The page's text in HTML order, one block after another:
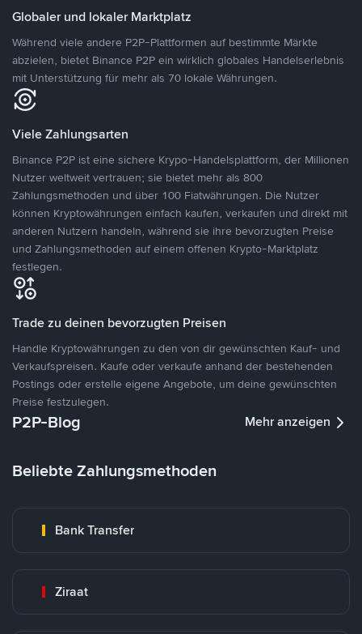
Globaler und lokaler Marktplatz
Während viele andere P2P-Plattformen auf bestimmte Märkte
abzielen, bietet Binance P2P ein wirklich globales Handelserlebnis
mit Unterstützung für mehr als 70 lokale Währungen.
Viele Zahlungsarten
Binance P2P ist eine sichere Krypo-Handelsplattform, der Millionen
Nutzer weltweit vertrauen; sie bietet mehr als 800
Zahlungsmethoden und über 100 Fiatwährungen. Die Nutzer
können Kryptowährungen einfach kaufen, verkaufen und direkt mit
anderen Nutzern handeln, während sie ihre bevorzugten Preise
und Zahlungsmethoden auf einem offenen Krypto-Marktplatz
festlegen.
Trade zu deinen bevorzugten Preisen
Handle Kryptowährungen zu den von dir gewünschten Kauf- und
Verkaufspreisen. Kaufe oder verkaufe anhand der bestehenden
Postings oder erstelle eigene Angebote, um deine gewünschten
Preise festzulegen.
P2P-Blog Mehr anzeigen
Beliebte Zahlungsmethoden
Bank Transfer
Ziraat